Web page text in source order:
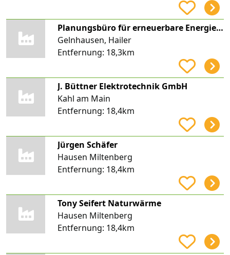
Planungsbüro für erneuerbare Energien und Ladeinfrastruktur | premain - Vertrieb | Beratung |
Gelnhausen, Hailer
Entfernung: 18,3km
J. Büttner Elektrotechnik GmbH
Kahl am Main
Entfernung: 18,4km
Jürgen Schäfer
Hausen Miltenberg
Entfernung: 18,4km
Tony Seifert Naturwärme
Hausen Miltenberg
Entfernung: 18,4km